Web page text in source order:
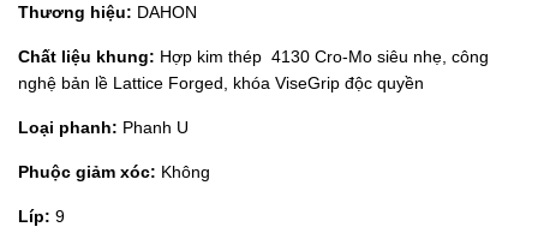
Thương hiệu: DAHON
Chất liệu khung: Hợp kim thép 4130 Cro-Mo siêu nhẹ, công
nghệ bản lề Lattice Forged, khóa ViseGrip độc quyền
Loại phanh: Phanh U
Phuộc giảm xóc: Không
Líp: 9